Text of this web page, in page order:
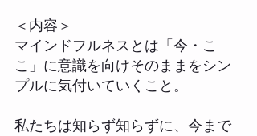
＜内容＞
マインドフルネスとは「今・こ
こ」に意識を向けそのままをシン
プルに気付いていくこと。
私たちは知らず知らずに、今まで